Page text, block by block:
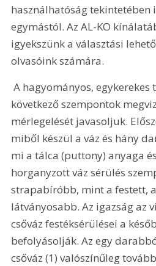
használhatóság tekintetében
egymástól. Az AL-KO
igyekszünk a választási
olvasóink számára.
A hagyományos, egykerekes talicskák esetében a
következő szempontok
mérlegelését javasoljuk.
miből készül a váz és hány
mi a tálca (puttony) anyaga
horganyzott váz sérülés
strapabíróbb, mint a festett,
látványosabb. Az igazság az
csőváz festéksérülései a
befolyásolják. Az egy
csőváz (1) valószínűleg